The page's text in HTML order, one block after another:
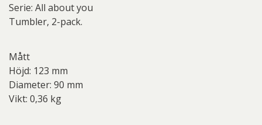
Serie: All about you
Tumbler, 2-pack.
Mått
Höjd: 123 mm
Diameter: 90 mm
Vikt: 0,36 kg